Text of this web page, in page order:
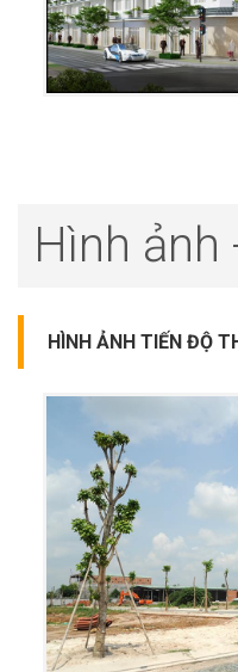
Hình ảnh
HÌNH ẢNH TIẾN ĐỘ